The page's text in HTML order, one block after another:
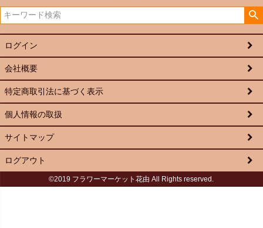
ログイン
会社概要
特定商取引法に基づく表示
個人情報の取扱
サイトマップ
ログアウト
©2019 フラワーマーケット花由 All Rights reserved.